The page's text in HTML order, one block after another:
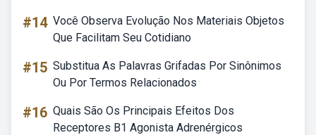
#14 Você Observa Evolução Nos Materiais Objetos
Que Facilitam Seu Cotidiano
#15 Substitua As Palavras Grifadas Por Sinônimos
Ou Por Termos Relacionados
#16 Quais São Os Principais Efeitos Dos
Receptores B1 Agonista Adrenérgicos